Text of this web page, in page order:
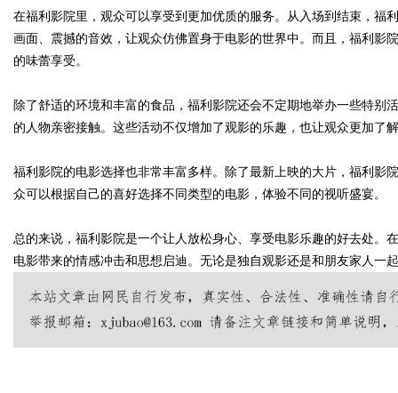
!
在福利影院里，观众可以享受到更加优质的服务。从入场到结束，福
画面、震撼的音效，让观众仿佛置身于电影的世界中。而且，福利影
的味蕾享受。
除了舒适的环境和丰富的食品，福利影院还会不定期地举办一些特别
的人物亲密接触。这些活动不仅增加了观影的乐趣，也让观众更加了
福利影院的电影选择也非常丰富多样。除了最新上映的大片，福利影
众可以根据自己的喜好选择不同类型的电影，体验不同的视听盛宴。
总的来说，福利影院是一个让人放松身心、享受电影乐趣的好去处。
电影带来的情感冲击和思想启迪。无论是独自观影还是和朋友家人一